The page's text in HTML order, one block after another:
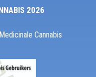
2026
Cannabis